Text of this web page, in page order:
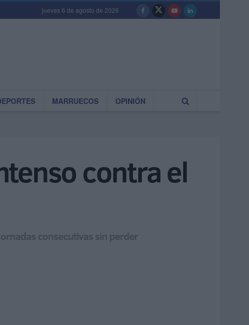
jueves 6 de agosto de 2026
MARRUECOS OPINIÓN
contra el
consecutivas sin perder